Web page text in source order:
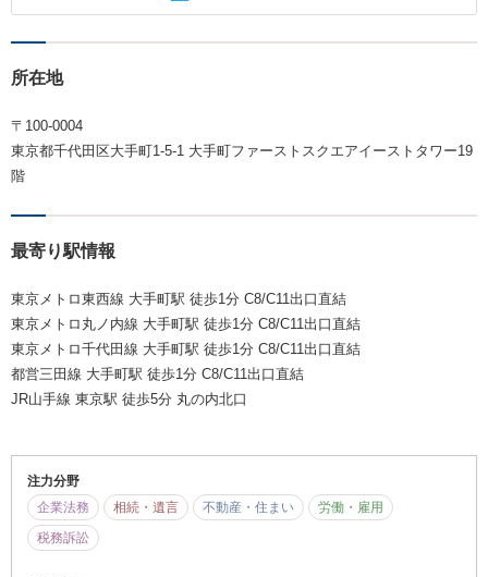
所在地
〒100-0004
東京都千代田区大手町1-5-1 大手町ファーストスクエアイーストタワー19
階
最寄り駅情報
東京メトロ東西線 大手町駅 徒歩1分 C8/C11出口直結
東京メトロ丸ノ内線 大手町駅 徒歩1分 C8/C11出口直結
東京メトロ千代田線 大手町駅 徒歩1分 C8/C11出口直結
都営三田線 大手町駅 徒歩1分 C8/C11出口直結
JR山手線 東京駅 徒歩5分 丸の内北口
注力分野
企業法務
相続・遺言 不動産・住まい
労働・雇用
税務訴訟